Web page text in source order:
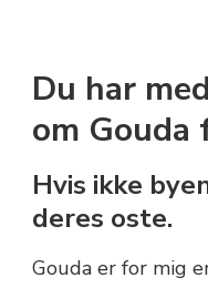
Du har
om Gouda
Hvis ikke
deres oste.
Gouda er for mig